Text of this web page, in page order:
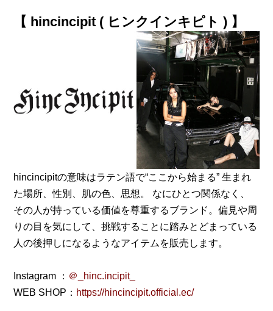
【 hincincipit ( ヒンクインキピト ) 】
hincincipitの意味はラテン語で“ここから始まる” 生まれ
た場所、性別、肌の色、思想。 なにひとつ関係なく、
その人が持っている価値を尊重するブランド。偏見や周
りの目を気にして、挑戦することに踏みとどまっている
人の後押しになるようなアイテムを販売します。
Instagram ： ＠_hinc.incipit_
WEB SHOP： https://hincincipit.official.ec/